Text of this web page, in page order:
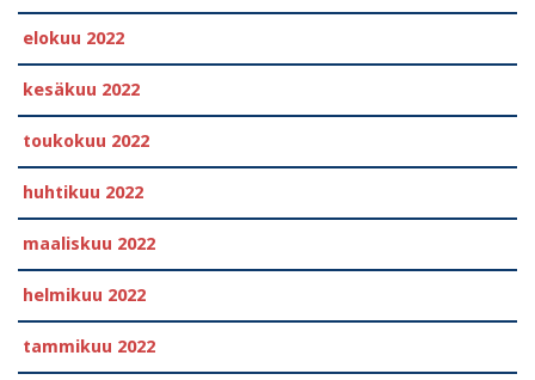
elokuu 2022
kesäkuu 2022
toukokuu 2022
huhtikuu 2022
maaliskuu 2022
helmikuu 2022
tammikuu 2022